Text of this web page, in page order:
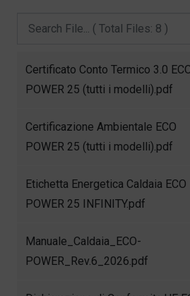
Certificato Conto Termico 3.0
POWER 25 (tutti i modelli).pdf
Certificazione Ambientale ECO
POWER 25 (tutti i modelli).pdf
Etichetta Energetica Caldaia ECO
POWER 25 INFINITY.pdf
Manuale_Caldaia_ECO-
POWER_Rev.6_2026.pdf